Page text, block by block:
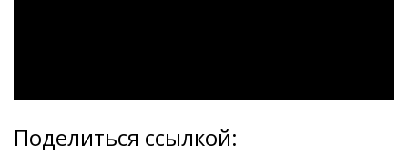
Поделиться ссылкой: